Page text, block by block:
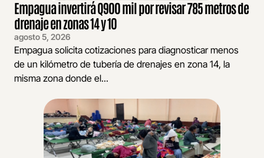
Empagua invertirá Q900 mil por revisar 785 metros de
drenaje en zonas 14 y 10
agosto 5, 2026
Empagua solicita cotizaciones para diagnosticar menos
de un kilómetro de tubería de drenajes en zona 14, la
misma zona donde el...